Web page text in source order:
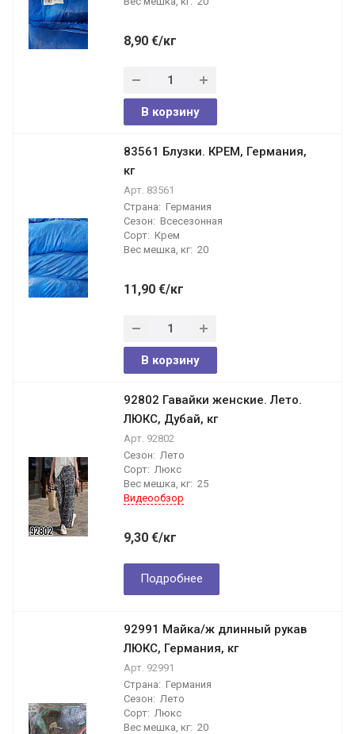
8,90 €/кг
В корзину
83561 Блузки. КРЕМ, Германия,
кг
Арт. 83561
Страна: Германия
Сезон: Всесезонная
Сорт: Крем
Вес мешка, кг: 20
11,90 €/кг
В корзину
92802 Гавайки женские. Лето.
ЛЮКС, Дубай, кг
Арт. 92802
Сезон: Лето
Сорт: Люкс
Вес мешка, кг: 25
Видеообзор
9,30 €/кг
Подробнее
92991 Майка/ж длинный рукав
ЛЮКС, Германия, кг
Арт. 92991
Страна: Германия
Сезон: Лето
Сорт: Люкс
Вес мешка, кг: 20